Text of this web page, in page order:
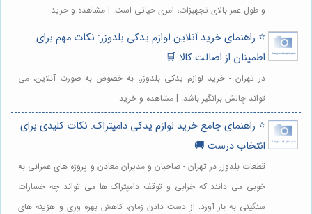
و طول عمر بالای تجهیزات، امری حیاتی است. | مشاهده و خرید
⭐️ راهنمای خرید آنلاین لوازم یدکی بلدوزر: نکات مهم برای
اطمینان از اصالت کالا 🛒
در تهران - خرید لوازم یدکی بلدوزر، به خصوص به صورت آنلاین، می
تواند چالش برانگیز باشد. | مشاهده و خرید
⭐️ راهنمای جامع خرید لوازم یدکی دامپتراک: نکات کلیدی برای
انتخاب درست 🚚
قطعات بلدوزر در تهران - صاحبان و مدیران معادن و پروژه های عمرانی به
خوبی می دانند که خرابی و توقف دامپتراک ها می تواند چه خسارات
سنگینی به بار آورد. از دست دادن زمان، کاهش بهره وری و هزینه های